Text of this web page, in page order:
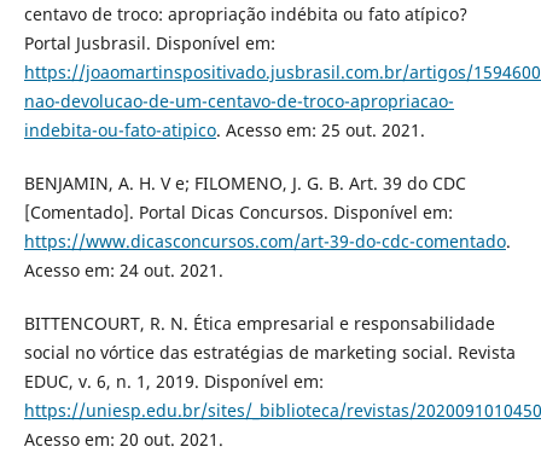
centavo de troco: apropriação indébita ou fato atípico?
Portal Jusbrasil. Disponível em:
https://joaomartinspositivado.jusbrasil.com.br/artigos/
nao-devolucao-de-um-centavo-de-troco-apropriacao-
indebita-ou-fato-atipico. Acesso em: 25 out. 2021.
BENJAMIN, A. H. V e; FILOMENO, J. G. B. Art. 39 do CDC
[Comentado]. Portal Dicas Concursos. Disponível em:
https://www.dicasconcursos.com/art-39-do-cdc-comentado.
Acesso em: 24 out. 2021.
BITTENCOURT, R. N. Ética empresarial e responsabilidade
social no vórtice das estratégias de marketing social. Revista
EDUC, v. 6, n. 1, 2019. Disponível em:
https://uniesp.edu.br/sites/_biblioteca/revistas/
Acesso em: 20 out. 2021.